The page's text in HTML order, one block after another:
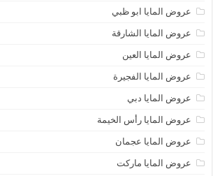
عروض المايا ابو ظبي
عروض المايا الشارقة
عروض المايا العين
عروض المايا الفجيرة
عروض المايا دبي
عروض المايا رأس الخيمة
عروض المايا عجمان
عروض المايا ماركت